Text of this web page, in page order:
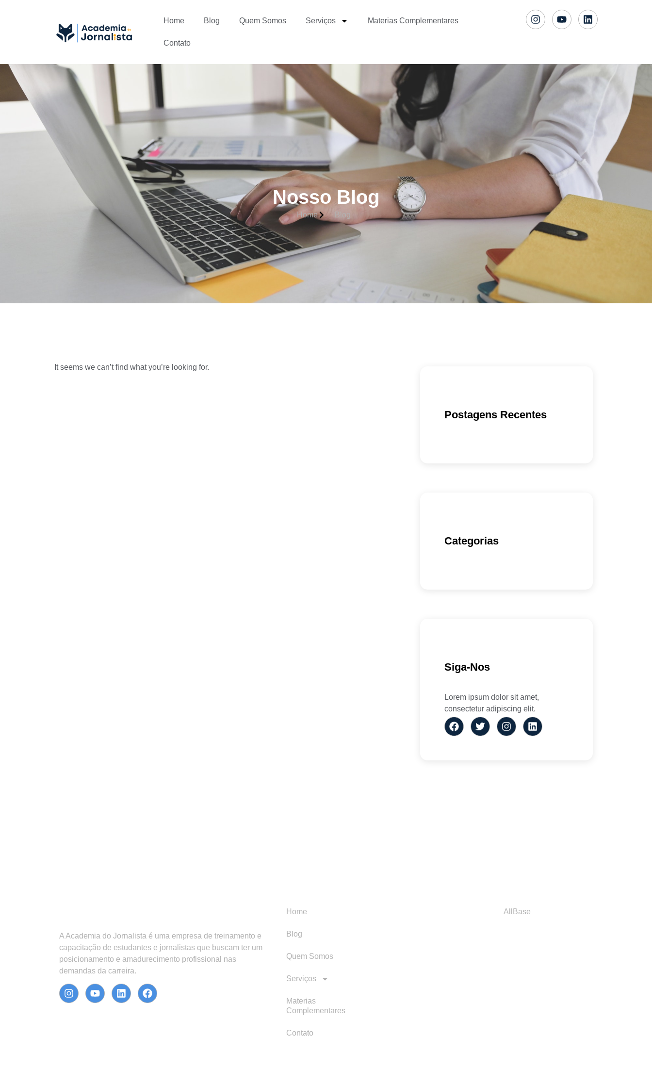
Home Blog Quem Somos Serviços Materias Complementares
Contato
Nosso Blog
Home Blog
It seems we can’t find what you’re looking for.
Postagens Recentes
Categorias
Siga-Nos
Lorem ipsum dolor sit amet,
consectetur adipiscing elit.
A Academia do Jornalista é uma empresa de treinamento e
capacitação de estudantes e jornalistas que buscam ter um
posicionamento e amadurecimento profissional nas
demandas da carreira.
Home
Blog
Quem Somos
Serviços
Materias
Complementares
Contato
AllBase